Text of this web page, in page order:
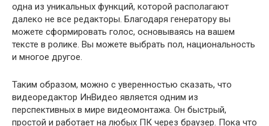
одна из уникальных функций, которой располагают
далеко не все редакторы. Благодаря генератору вы
можете сформировать голос, основываясь на вашем
тексте в ролике. Вы можете выбрать пол, национальность
и многое другое.
Таким образом, можно с уверенностью сказать, что
видеоредактор ИнВидео является одним из
перспективных в мире видеомонтажа. Он быстрый,
простой и работает на любых ПК через браузер. Пока что